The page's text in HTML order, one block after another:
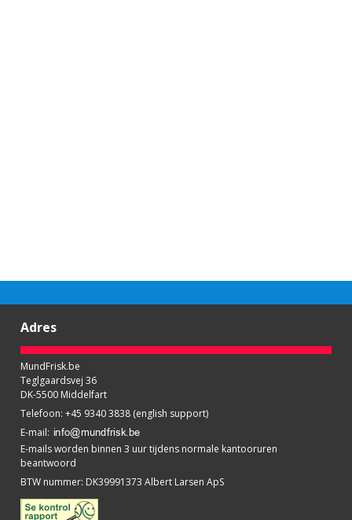
Adres
MundFrisk.be
Teglgaardsvej 36
DK-5500 Middelfart
Telefoon: +45 9340 3838 (english support)
E-mail:
E-mails worden binnen 3 uur tijdens normale kantooruren
beantwoord
BTW nummer: DK39991373 Albert Larsen ApS